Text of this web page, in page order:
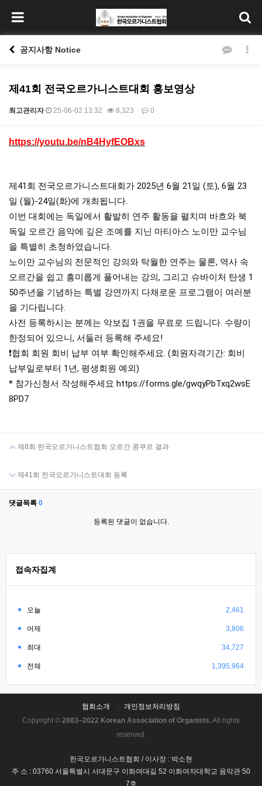
공지사항 Notice
제41회 전국오르가니스트대회 홍보영상
최고관리자 25-06-02 13:32 8,323 0
본문
https://youtu.be/nB4HyfEOBxs
제41회 전국오르가니스트대회가 2025년 6월 21일 (토), 6월 23
일 (월)-24일(화)에 개최됩니다.
이번 대회에는 독일에서 활발히 연주 활동을 펼치며 바흐와 북
독일 오르간 음악에 깊은 조예를 지닌 마티아스 노이만 교수님
을 특별히 초청하였습니다.
노이만 교수님의 전문적인 강의와 탁월한 연주는 물론, 역사 속
오르간을 쉽고 흥미롭게 풀어내는 강의, 그리고 슈바이처 탄생 1
50주년을 기념하는 특별 강연까지 다채로운 프로그램이 여러분
을 기다립니다.
사전 등록하시는 분께는 악보집 1권을 무료로 드립니다. 수량이
한정되어 있으니, 서둘러 등록해 주세요!
❗️협회 회원 회비 납부 여부 확인해주세요. (회원자격기간: 회비
납부일로부터 1년, 평생회원 예외)
* 참가신청서 작성해주세요 https://forms.gle/gwqyPbTxq2wsE
8PD7
제8회 한국오르가니스트협회 오르간 콩쿠르 결과
제41회 전국오르가니스트대회 등록
댓글목록 0
등록된 댓글이 없습니다.
접속자집계
오늘 2,461
어제 3,806
최대 34,727
전체 1,395,964
협회소개
개인정보처리방침
Copyright © 2003~2022 Korean Association of Organists.All rights
reserved.
한국오르가니스트협회 / 이사장 : 박소현
주 소 : 03760 서울특별시 서대문구 이화여대길 52 이화여자대학교 음악관 50
7호